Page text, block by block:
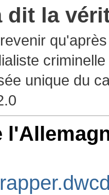
dit la
unique du